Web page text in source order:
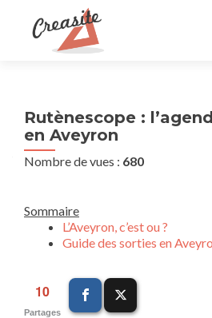
Rutènescope :
en Aveyron
Nombre de vues : 680
Sommaire
L’Aveyron, c’est ou ?
Guide des sorties en
10
Partages